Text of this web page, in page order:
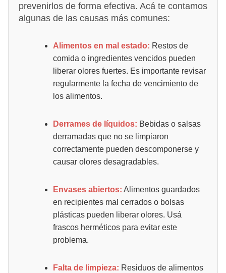
prevenirlos de forma efectiva. Acá te contamos
algunas de las causas más comunes:
Alimentos en mal estado: Restos de
comida o ingredientes vencidos pueden
liberar olores fuertes. Es importante revisar
regularmente la fecha de vencimiento de
los alimentos.
Derrames de líquidos: Bebidas o salsas
derramadas que no se limpiaron
correctamente pueden descomponerse y
causar olores desagradables.
Envases abiertos: Alimentos guardados
en recipientes mal cerrados o bolsas
plásticas pueden liberar olores. Usá
frascos herméticos para evitar este
problema.
Falta de limpieza: Residuos de alimentos